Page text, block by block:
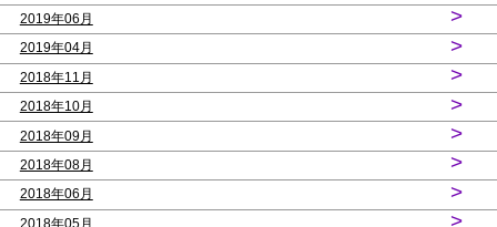
2019年06月 >
2019年04月 >
2018年11月 >
2018年10月 >
2018年09月 >
2018年08月 >
2018年06月 >
2018年05月 >